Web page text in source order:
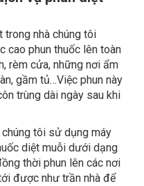
trong nhà chúng tôi
cao phun thuốc lên toàn
rèm cửa, những nơi ẩm
gầm tủ…Việc phun này
trùng dài ngày sau khi
tôi sử dụng máy
thời phun lên các nơi
được như trần nhà để
triệt để.